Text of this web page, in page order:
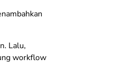
Lalu,
workflow